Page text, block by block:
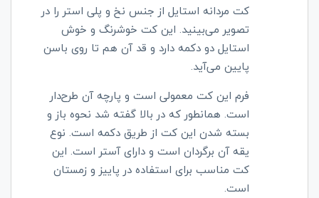
کت مردانه استایل از جنس نخ و پلی استر را در
تصویر می‌بینید. این کت خوشرنگ و خوش
استایل دو دکمه دارد و قد آن هم تا روی باسن
پایین می‌آید.
فرم این کت معمولی است و پارچه آن طرح‌دار
است. همانطور که در بالا گفته شد نحوه باز و
بسته شدن این کت از طریق دکمه است. نوع
یقه آن برگردان است و دارای آستر است. این
کت مناسب برای استفاده در پاییز و زمستان
است.